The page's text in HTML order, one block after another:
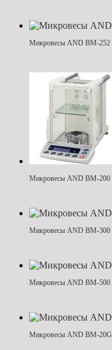
Микровесы AND BM-252
Микровесы AND BM-200
Микровесы AND BM-300
Микровесы AND BM-500
Микровесы AND BM-20G